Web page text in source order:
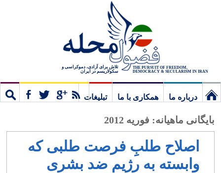
THE PURSUIT OF FREEDOM,
DEMOCRACY & SECULARISM IN IRAN
تلاش برای آزادی، دموکراسی و
سکولاریسم در ایران
درباره ما همکاری با ما
تبلیغات
بایگانی ماهیانه: فوریه 2012
اصلاح طلبِ فرصت طلبی که
وابسته به رژیم ضد بشری